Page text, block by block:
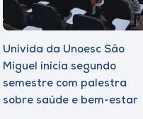
Univida da Unoesc São
Miguel inicia segundo
semestre com palestra
sobre saúde e bem-estar